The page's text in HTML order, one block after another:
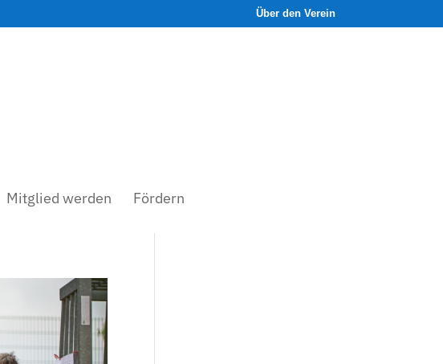
Über den Verein
Mitglied werden Fördern